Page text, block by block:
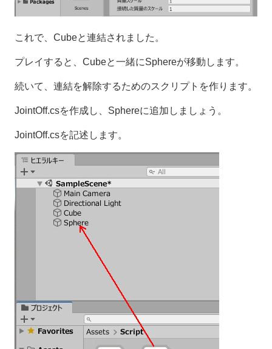
これで、Cubeと連結されました。
プレイすると、Cubeと一緒にSphereが移動します。
続いて、連結を解除するためのスクリプトを作ります。
JointOff.csを作成し、Sphereに追加しましょう。
JointOff.csを記述します。